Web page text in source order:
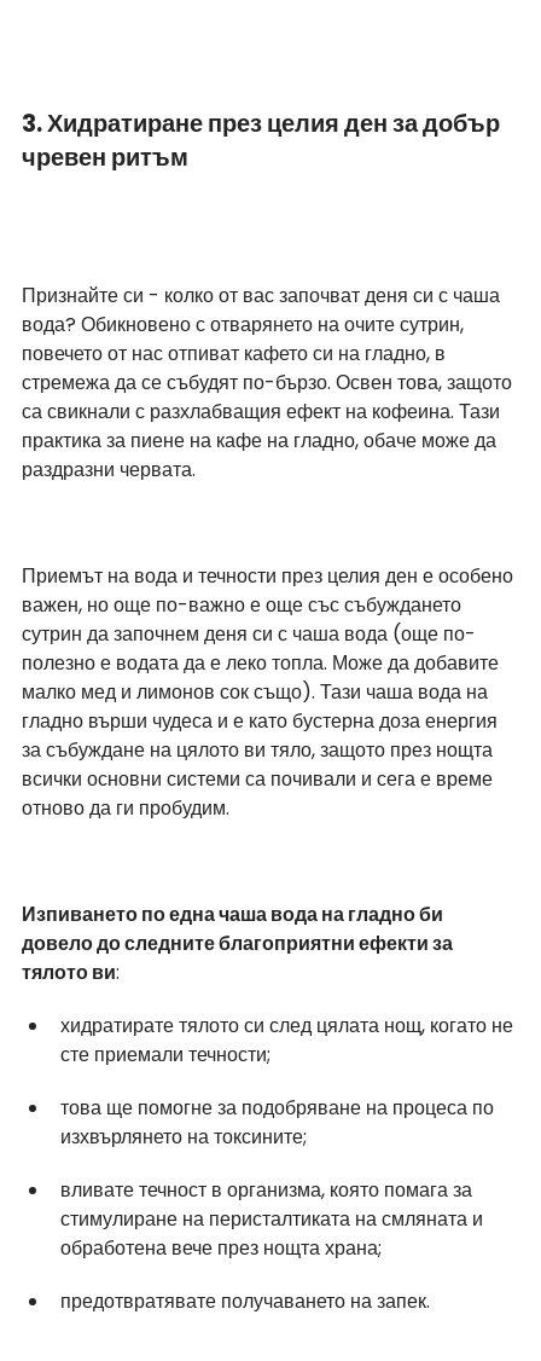
3. Хидратиране през целия ден за добър
чревен ритъм
Признайте си - колко от вас започват деня си с чаша
вода? Обикновено с отварянето на очите сутрин,
повечето от нас отпиват кафето си на гладно, в
стремежа да се събудят по-бързо. Освен това, защото
са свикнали с разхлабващия ефект на кофеина. Тази
практика за пиене на кафе на гладно, обаче може да
раздразни червата.
Приемът на вода и течности през целия ден е особено
важен, но още по-важно е още със събуждането
сутрин да започнем деня си с чаша вода (още по-
полезно е водата да е леко топла. Може да добавите
малко мед и лимонов сок също). Тази чаша вода на
гладно върши чудеса и е като бустерна доза енергия
за събуждане на цялото ви тяло, защото през нощта
всички основни системи са почивали и сега е време
отново да ги пробудим.
Изпиването по една чаша вода на гладно би
довело до следните благоприятни ефекти за
тялото ви:
хидратирате тялото си след цялата нощ, когато не
сте приемали течности;
това ще помогне за подобряване на процеса по
изхвърлянето на токсините;
вливате течност в организма, която помага за
стимулиране на перисталтиката на смляната и
обработена вече през нощта храна;
предотвратявате получаването на запек.